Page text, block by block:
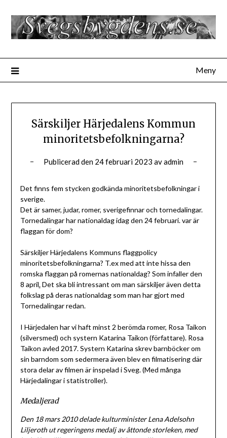
innehåll
Meny
Särskiljer Härjedalens Kommun
minoritetsbefolkningarna?
Publicerad den 24 februari 2023 avadmin
Det finns fem stycken godkända minoritetsbefolkningar i
sverige.
Det är samer, judar, romer, sverigefinnar och tornedalingar.
Tornedalingar har nationaldag idag den 24 februari. var är
flaggan för dom?
Särskiljer Härjedalens Kommuns flaggpolicy
minoritetsbefolkningarna? T.ex med att inte hissa den
romska flaggan på romernas nationaldag? Som infaller den
8 april.Det ska bli intressant om man särskiljer även detta
folkslag på deras nationaldag som man har gjort med
Tornedalingar redan.
I Härjedalen har vi haft minst 2 berömda romer, Rosa Taikon
(silversmed) och systern Katarina Taikon (författare). Rosa
Taikon avled 2017. Systern Katarina skrev barnböcker om
sin barndom som sedermera även blev en filmatisering där
stora delar av filmen är inspelad i Sveg. (Med många
Härjedalingar i statistroller).
Medaljerad
Den 18 mars 2010 delade kulturminister Lena Adelsohn
Liljeroth ut regeringens medalj av åttonde storleken, med